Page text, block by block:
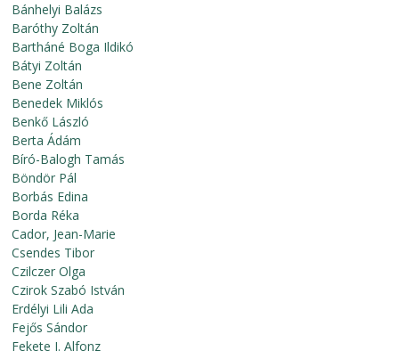
Bánhelyi Balázs
Baróthy Zoltán
Bartháné Boga Ildikó
Bátyi Zoltán
Bene Zoltán
Benedek Miklós
Benkő László
Berta Ádám
Bíró-Balogh Tamás
Böndör Pál
Borbás Edina
Borda Réka
Cador, Jean-Marie
Csendes Tibor
Czilczer Olga
Czirok Szabó István
Erdélyi Lili Ada
Fejős Sándor
Fekete I. Alfonz